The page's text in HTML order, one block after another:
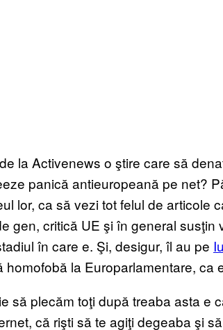
la Activenews o ştire care să
panică antieuropeană pe net?
lor, ca să vezi tot felul de articole
gen, critică UE şi în general
în care e. Şi, desigur, îl au pe
la Europarlamentare, ca
să plecăm toţi după treaba asta e
că rişti să te agiţi degeaba şi